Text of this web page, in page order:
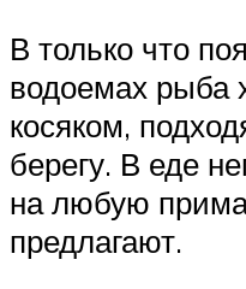
В только что
водоемах рыба
косяком,
берегу. В еде
на любую
предлагают.